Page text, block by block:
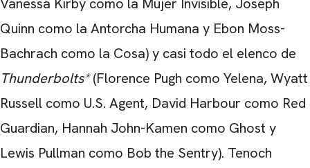
Vanessa Kirby como la Mujer Invisible, Joseph
Quinn como la Antorcha Humana y Ebon Moss-
Bachrach como la Cosa) y casi todo el elenco de
Thunderbolts*(Florence Pugh como Yelena, Wyatt
Russell como U.S. Agent, David Harbour como Red
Guardian, Hannah John-Kamen como Ghost y
Lewis Pullman como Bob the Sentry). Tenoch